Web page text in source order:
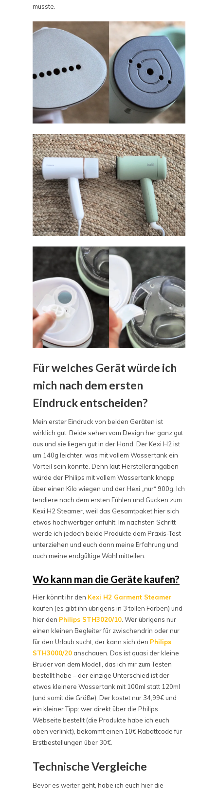
musste.
Für welches Gerät würde ich
mich nach dem ersten
Eindruck entscheiden?
Mein erster Eindruck von beiden Geräten ist
wirklich gut. Beide sehen vom Design her ganz gut
aus und sie liegen gut in der Hand. Der Kexi H2 ist
um 140g leichter, was mit vollem Wassertank ein
Vorteil sein könnte. Denn laut Herstellerangaben
würde der Philips mit vollem Wassertank knapp
über einen Kilo wiegen und der Hexi „nur“ 900g. Ich
tendiere nach dem ersten Fühlen und Gucken zum
Kexi H2 Steamer, weil das Gesamtpaket hier sich
etwas hochwertiger anfühlt. Im nächsten Schritt
werde ich jedoch beide Produkte dem Praxis-Test
unterziehen und euch dann meine Erfahrung und
auch meine endgültige Wahl mitteilen.
Wo kann man die Geräte kaufen?
Hier könnt ihr den Kexi H2 Garment Steamer
kaufen (es gibt ihn übrigens in 3 tollen Farben) und
hier den Philips STH3020/10 . Wer übrigens nur
einen kleinen Begleiter für zwischendrin oder nur
für den Urlaub sucht, der kann sich den Philips
STH3000/20 anschauen. Das ist quasi der kleine
Bruder von dem Modell, das ich mir zum Testen
bestellt habe – der einzige Unterschied ist der
etwas kleinere Wassertank mit 100ml statt 120ml
(und somit die Größe). Der kostet nur 34,99€ und
ein kleiner Tipp: wer direkt über die Philips
Webseite bestellt (die Produkte habe ich euch
oben verlinkt), bekommt einen 10€ Rabattcode für
Erstbestellungen über 30€.
Technische Vergleiche
Bevor es weiter geht, habe ich euch hier die